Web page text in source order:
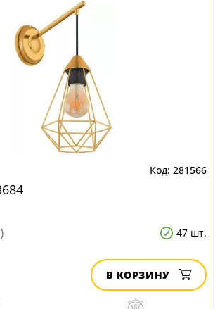
281566
47 шт.
В КОРЗИНУ